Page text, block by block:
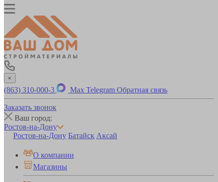
×
(863) 310-000-3 Max Telegram Обратная связь
Заказать звонок
Ваш город:
Ростов-на-Дону
Ростов-на-Дону Батайск Аксай
О компании
Магазины